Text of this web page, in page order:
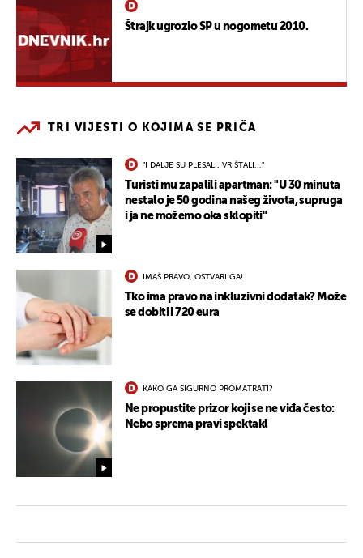
Štrajk ugrozio SP u nogometu 2010.
TRI VIJESTI O KOJIMA SE PRIČA
"I DALJE SU PLESALI, VRIŠTALI..."
Turisti mu zapalili apartman: "U 30 minuta
nestalo je 50 godina našeg života, supruga
i ja ne možemo oka sklopiti"
IMAŠ PRAVO, OSTVARI GA!
Tko ima pravo na inkluzivni dodatak? Može
se dobiti i 720 eura
KAKO GA SIGURNO PROMATRATI?
Ne propustite prizor koji se ne viđa često:
Nebo sprema pravi spektakl